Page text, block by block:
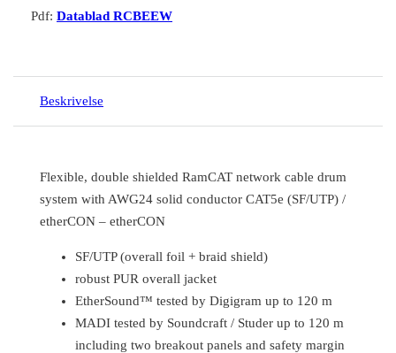
Pdf: Datablad RCBEEW
Beskrivelse
Flexible, double shielded RamCAT network cable drum
system with AWG24 solid conductor CAT5e (SF/UTP) /
etherCON – etherCON
SF/UTP (overall foil + braid shield)
robust PUR overall jacket
EtherSound™ tested by Digigram up to 120 m
MADI tested by Soundcraft / Studer up to 120 m
including two breakout panels and safety margin